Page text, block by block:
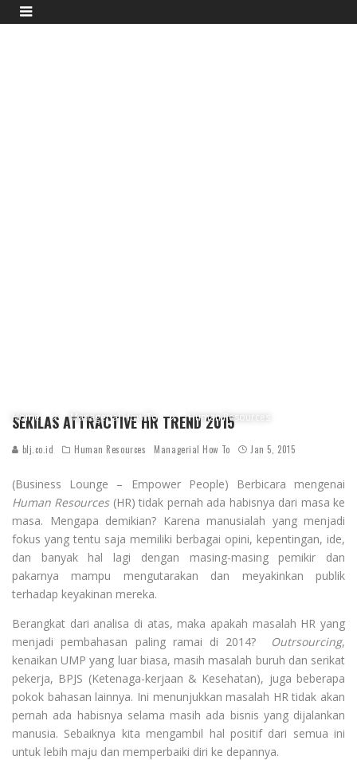
Home Managerial How To Human Resources
SEKILAS ATTRACTIVE HR TREND 2015
blj.co.id Human Resources Managerial How To Jan 5, 2015
(Business Lounge – Empower People) Berbicara mengenai
Human Resources(HR) tidak pernah ada habisnya dari masa ke
masa. Mengapa demikian? Karena manusialah yang menjadi
fokus yang tentu saja memiliki berbagai opini, kepentingan, ide,
dan banyak hal lagi dengan masing-masing pemikir dan
pakarnya mampu mengutarakan dan meyakinkan publik
terhadap keyakinan mereka.
Berangkat dari analisa di atas, maka apakah masalah HR yang
menjadi pembahasan paling ramai di 2014?
Outrsourcing,
kenaikan UMP yang luar biasa, masih masalah buruh dan serikat
pekerja, BPJS (Ketenaga-kerjaan & Kesehatan), juga beberapa
pokok bahasan lainnya. Ini menunjukkan masalah HR tidak akan
pernah ada habisnya selama masih ada bisnis yang dijalankan
manusia. Sebaiknya kita mengambil hal positif dari semua ini
untuk lebih maju dan memperbaiki diri ke depannya.